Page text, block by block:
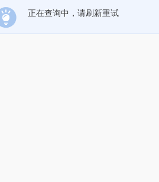
正在查询中，请刷新重试